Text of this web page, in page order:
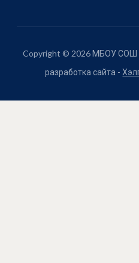
Copyright © 2026 МБОУ СОШ
разработка сайта -